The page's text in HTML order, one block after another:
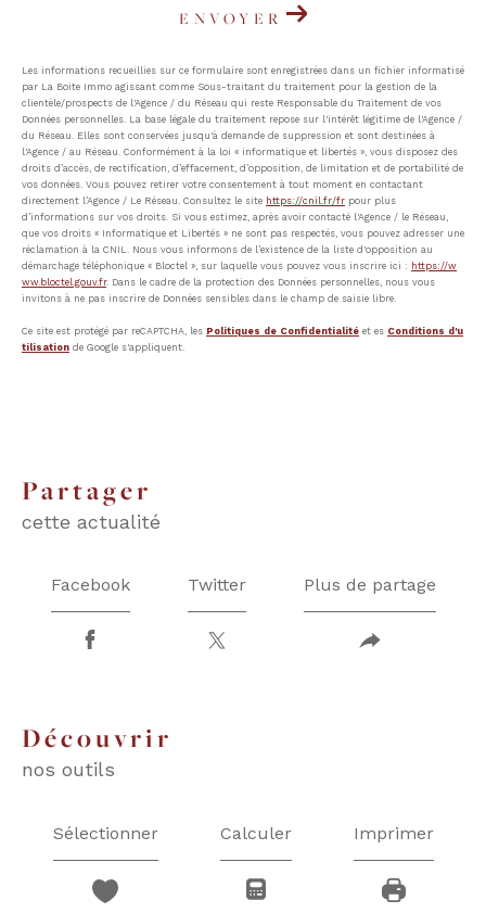
ENVOYER
Les informations recueillies sur ce formulaire sont enregistrées dans un fichier informatisé
par La Boite Immo agissant comme Sous-traitant du traitement pour la gestion de la
clientèle/prospects de l'Agence / du Réseau qui reste Responsable du Traitement de vos
Données personnelles. La base légale du traitement repose sur l'intérêt légitime de l'Agence /
du Réseau. Elles sont conservées jusqu'à demande de suppression et sont destinées à
l'Agence / au Réseau. Conformément à la loi « informatique et libertés », vous disposez des
droits d’accès, de rectification, d’effacement, d’opposition, de limitation et de portabilité de
vos données. Vous pouvez retirer votre consentement à tout moment en contactant
directement l’Agence / Le Réseau. Consultez le site https://cnil.fr/fr pour plus
d’informations sur vos droits. Si vous estimez, après avoir contacté l'Agence / le Réseau,
que vos droits « Informatique et Libertés » ne sont pas respectés, vous pouvez adresser une
réclamation à la CNIL. Nous vous informons de l’existence de la liste d'opposition au
démarchage téléphonique « Bloctel », sur laquelle vous pouvez vous inscrire ici : https://w
ww.bloctel.gouv.fr. Dans le cadre de la protection des Données personnelles, nous vous
invitons à ne pas inscrire de Données sensibles dans le champ de saisie libre.
Ce site est protégé par reCAPTCHA, les Politiques de Confidentialité et es Conditions d'u
tilisation de Google s'appliquent.
partager
cette actualité
Facebook Twitter Plus de partage
découvrir
nos outils
Sélectionner Calculer Imprimer